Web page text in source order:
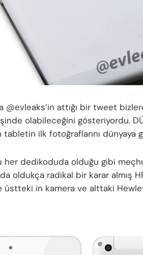
@evleaks’in attığı bir tweet
olabileceğini gösteriyordu.
ilk fotoğraflarını dünyaya
her dedikoduda olduğu gibi
oldukça radikal bir karar almış
in kamera ve alttaki